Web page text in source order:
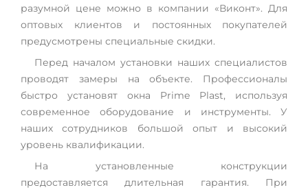
разумной цене можно в компании «Виконт». Для
оптовых клиентов и постоянных покупателей
предусмотрены специальные скидки.
Перед началом установки наших специалистов
проводят замеры на объекте. Профессионалы
быстро установят окна Prime Plast, используя
современное оборудование и инструменты. У
наших сотрудников большой опыт и высокий
уровень квалификации.
На установленные конструкции
предоставляется длительная гарантия. При